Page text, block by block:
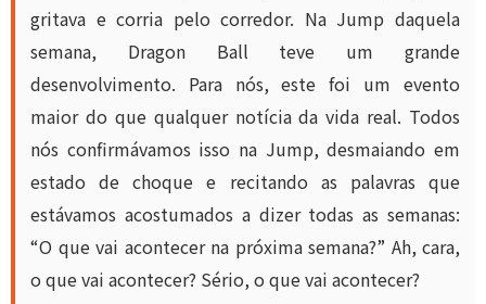
gritava e corria pelo corredor. Na Jump daquela
semana, Dragon Ball teve um grande
desenvolvimento. Para nós, este foi um evento
maior do que qualquer notícia da vida real. Todos
nós confirmávamos isso na Jump, desmaiando em
estado de choque e recitando as palavras que
estávamos acostumados a dizer todas as semanas:
“O que vai acontecer na próxima semana?” Ah, cara,
o que vai acontecer? Sério, o que vai acontecer?